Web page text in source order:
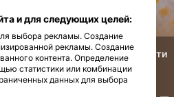
Краб
92Достопримечательности
и для следующих целей:
выбора рекламы. Создание
рекламы. Создание
контента. Определение
статистики или комбинации
данных для выбора